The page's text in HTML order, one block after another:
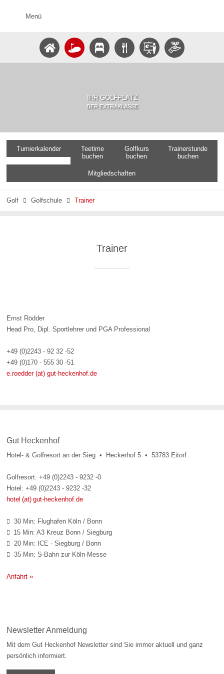
Menü
IHR GOLFPLATZ
DER EXTRAKLASSE
Turnierkalender
Teetime
buchen
Golfkurs
buchen
Trainerstunde
buchen
Mitgliedschaften
Golf  Golfschule  Trainer
Trainer
Ernst Rödder
Head Pro, Dipl. Sportlehrer und PGA Professional
+49 (0)2243 - 92 32 -52
+49 (0)170 - 555 30 -51
e.roedder (at) gut-heckenhof.de
Gut Heckenhof
Hotel- & Golfresort an der Sieg • Heckerhof 5 • 53783 Eitorf
Golfresort: +49 (0)2243 - 9232 -0
Hotel: +49 (0)2243 - 9232 -32
hotel (at) gut-heckenhof.de
 30 Min: Flughafen Köln / Bonn
 15 Min: A3 Kreuz Bonn / Siegburg
 20 Min: ICE - Siegburg / Bonn
 35 Min: S-Bahn zur Köln-Messe
Anfahrt »
Newsletter Anmeldung
Mit dem Gut Heckenhof Newsletter sind Sie immer aktuell und ganz
persönlich informiert.